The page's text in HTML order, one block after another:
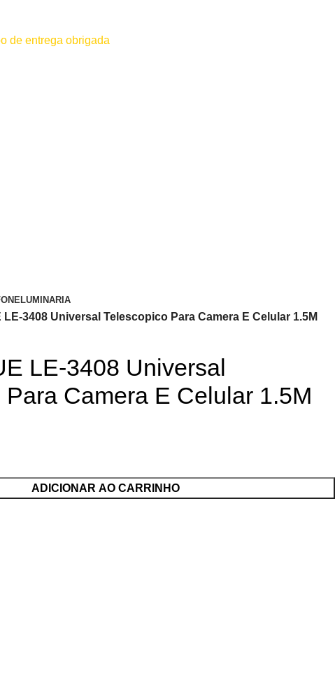
de entrega obrigada
LUMINARIA
LE-3408 Universal Telescopico Para Camera E Celular 1.5M
LE-3408 Universal
Camera E Celular 1.5M
ADICIONAR AO CARRINHO